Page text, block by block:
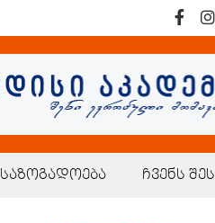
საზოგადოება ჩვენს